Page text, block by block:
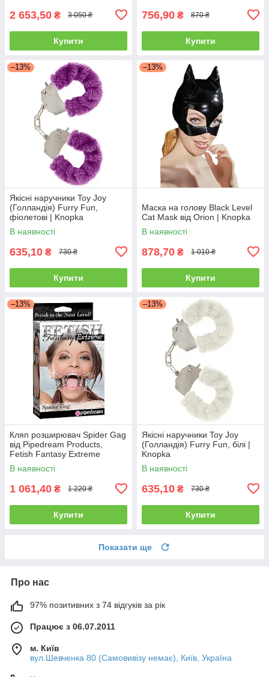
2 653,50 ₴ 3 050 ₴
Купити
756,90 ₴ 870 ₴
Купити
–13%
Якісні наручники Toy Joy
(Голландія) Furry Fun,
фіолетові | Knopka
В наявності
635,10 ₴ 730 ₴
Купити
–13%
Маска на голову Black Level
Cat Mask від Orion | Knopka
В наявності
878,70 ₴ 1 010 ₴
Купити
–13%
Кляп розширювач Spider Gag
від Pipedream Products,
Fetish Fantasy Extreme
Collection | Knopka
В наявності
1 061,40 ₴ 1 220 ₴
Купити
–13%
Якісні наручники Toy Joy
(Голландія) Furry Fun, білі |
Knopka
В наявності
635,10 ₴ 730 ₴
Купити
Показати ще
Про нас
97% позитивних з 74 відгуків за рік
Працює з 06.07.2011
м. Київ
вул.Шевченка 80 (Самовивізу немає), Київ, Україна